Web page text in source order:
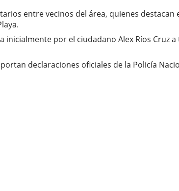
entre vecinos del área, quienes
inicialmente por el ciudadano Alex Ríos
declaraciones oficiales de la Policía